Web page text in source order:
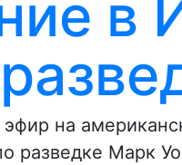
в
на
разведке Марк